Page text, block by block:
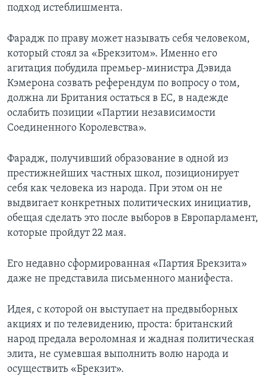
подход истеблишмента.
Фарадж по праву может называть себя человеком,
который стоял за «Брекзитом». Именно его
агитация побудила премьер-министра Дэвида
Кэмерона созвать референдум по вопросу о том,
должна ли Британия остаться в ЕС, в надежде
ослабить позиции «Партии независимости
Соединенного Королевства».
Фарадж, получивший образование в одной из
престижнейших частных школ, позиционирует
себя как человека из народа. При этом он не
выдвигает конкретных политических инициатив,
обещая сделать это после выборов в Европарламент,
которые пройдут 22 мая.
Его недавно сформированная «Партия Брекзита»
даже не представила письменного манифеста.
Идея, с которой он выступает на предвыборных
акциях и по телевидению, проста: британский
народ предала вероломная и жадная политическая
элита, не сумевшая выполнить волю народа и
осуществить «Брекзит».